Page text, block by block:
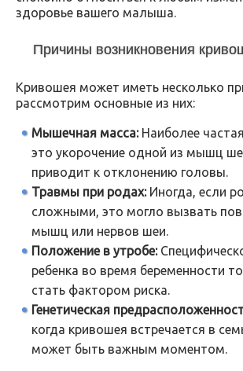
здоровье вашего малыша.
Причины возникновения
Кривошея может иметь несколько
рассмотрим основные из них:
Мышечная масса:Наиболее
это укорочение одной из мышц
приводит к отклонению головы.
Травмы при родах:Иногда, если
сложными, это могло вызвать
мышц или нервов шеи.
Положение в утробе:
ребенка во время беременности
стать фактором риска.
Генетическая
когда кривошея встречается в
может быть важным моментом.